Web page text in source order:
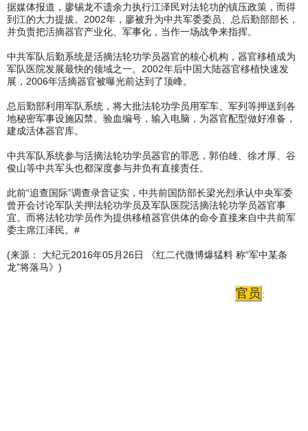
据媒体报道，廖锡龙不遗余力执行江泽民对法轮功的镇压政策，而得
到江的大力提拔。2002年，廖被升为中共军委委员、总后勤部部长，
并负责把活摘器官产业化、军事化，当作一场战争来指挥。
中共军队后勤系统是活摘法轮功学员器官的核心机构，器官移植成为
军队医院发展最快的领域之一。2002年后中国大陆器官移植快速发
展，2006年活摘器官被曝光前达到了顶峰。
总后勤部利用军队系统，将大批法轮功学员用军车、军列等押送到各
地秘密军事设施囚禁。验血编号，输入电脑，为器官配型做好准备，
建成活体器官库。
中共军队系统参与活摘法轮功学员器官的罪恶，郭伯雄、徐才厚、谷
俊山等中共军头也都深度参与并负有直接责任。
此前“追查国际”调查录音证实，中共前国防部长梁光烈承认中央军委
曾开会讨论军队关押法轮功学员及军队医院活摘法轮功学员器官事
宜。而将法轮功学员作为提供移植器官供体的命令直接来自中共前军
委主席江泽民。#
(来源： 大纪元2016年05月26日 《红二代微博爆猛料 称“军中某条
龙”将落马》)
官员 :